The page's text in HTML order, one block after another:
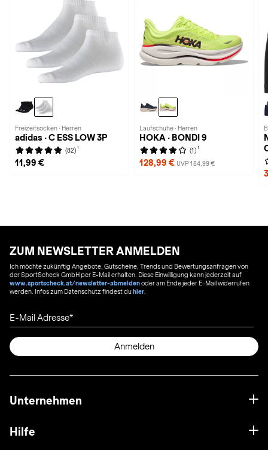
Freizeitsocken · Herren
adidas · C ESS LOW 3P
(82) 1
11,99 €
Laufschuhe · Herren
HOKA · BONDI 9
(1) 1
128,99 € UVP 184,99 €
ZUM NEWSLETTER ANMELDEN
Ich möchte zukünftig Angebote, Gutscheine, Trends und Bewertungsanfragen von
der SportScheck GmbH per E-Mail erhalten. Diese Einwilligung kann jederzeit auf
www.sportscheck.at/newsletter-abmeldenoder am Ende jeder E-Mail widerrufen
werden. Infos zum Datenschutz findest duhier
E-Mail Adresse
Anmelden
Unternehmen
Hilfe